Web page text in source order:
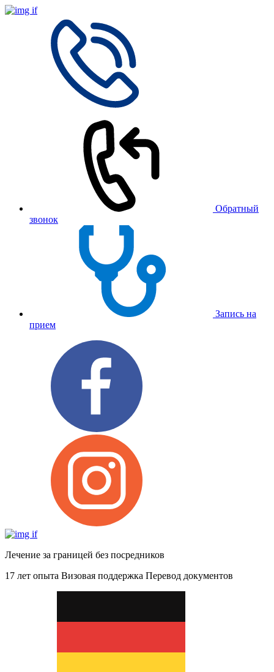
Обратный
звонок
Запись на
прием
Лечение за границей без посредников
17 лет опыта Визовая поддержка Перевод документов